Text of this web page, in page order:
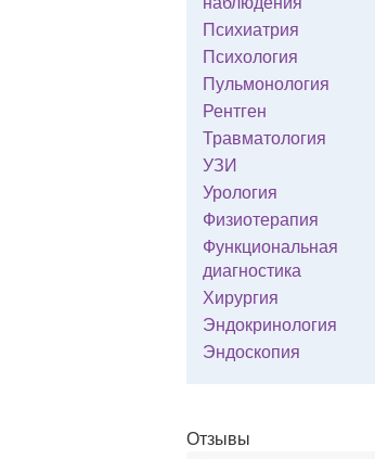
Психиатрия
Психология
Пульмонология
Рентген
Травматология
УЗИ
Урология
Физиотерапия
Функциональная
диагностика
Хирургия
Эндокринология
Эндоскопия
Отзывы